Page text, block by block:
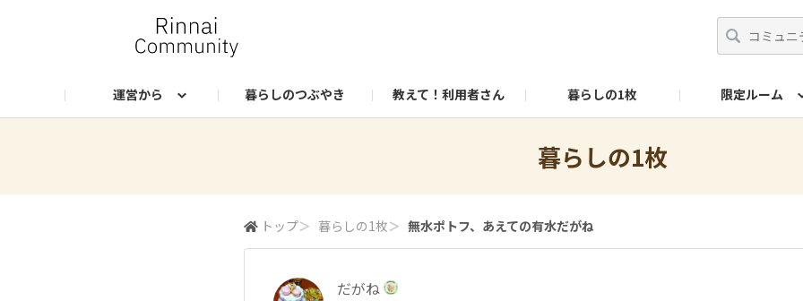
運営から 暮らしのつぶやき 教えて！利用者さん 暮らしの1枚 限定ルーム
暮らしの1枚
トップ＞ 暮らしの1枚＞ 無水ポトフ、あえての有水だがね
だがね